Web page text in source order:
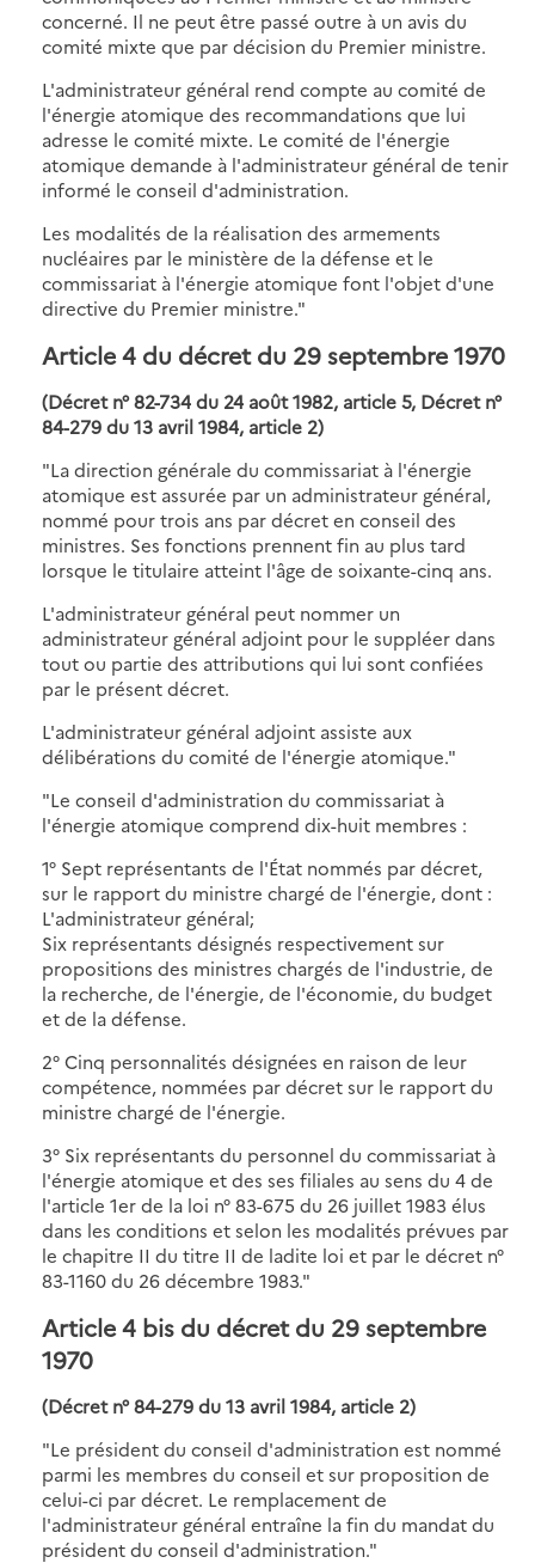
concerné. Il ne peut être passé outre à un avis du
comité mixte que par décision du Premier ministre.
L'administrateur général rend compte au comité de
l'énergie atomique des recommandations que lui
adresse le comité mixte. Le comité de l'énergie
atomique demande à l'administrateur général de tenir
informé le conseil d'administration.
Les modalités de la réalisation des armements
nucléaires par le ministère de la défense et le
commissariat à l'énergie atomique font l'objet d'une
directive du Premier ministre."
Article 4 du décret du 29 septembre 1970
(Décret n° 82-734 du 24 août 1982, article 5, Décret n°
84-279 du 13 avril 1984, article 2)
"La direction générale du commissariat à l'énergie
atomique est assurée par un administrateur général,
nommé pour trois ans par décret en conseil des
ministres. Ses fonctions prennent fin au plus tard
lorsque le titulaire atteint l'âge de soixante-cinq ans.
L'administrateur général peut nommer un
administrateur général adjoint pour le suppléer dans
tout ou partie des attributions qui lui sont confiées
par le présent décret.
L'administrateur général adjoint assiste aux
délibérations du comité de l'énergie atomique."
"Le conseil d'administration du commissariat à
l'énergie atomique comprend dix-huit membres :
1° Sept représentants de l'État nommés par décret,
sur le rapport du ministre chargé de l'énergie, dont :
L'administrateur général;
Six représentants désignés respectivement sur
propositions des ministres chargés de l'industrie, de
la recherche, de l'énergie, de l'économie, du budget
et de la défense.
2° Cinq personnalités désignées en raison de leur
compétence, nommées par décret sur le rapport du
ministre chargé de l'énergie.
3° Six représentants du personnel du commissariat à
l'énergie atomique et des ses filiales au sens du 4 de
l'article 1er de la loi n° 83-675 du 26 juillet 1983 élus
dans les conditions et selon les modalités prévues par
le chapitre II du titre II de ladite loi et par le décret n°
83-1160 du 26 décembre 1983."
Article 4 bis du décret du 29 septembre
1970
(Décret n° 84-279 du 13 avril 1984, article 2)
"Le président du conseil d'administration est nommé
parmi les membres du conseil et sur proposition de
celui-ci par décret. Le remplacement de
l'administrateur général entraîne la fin du mandat du
président du conseil d'administration."